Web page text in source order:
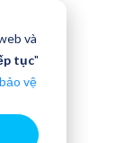
và
tục"
vệ